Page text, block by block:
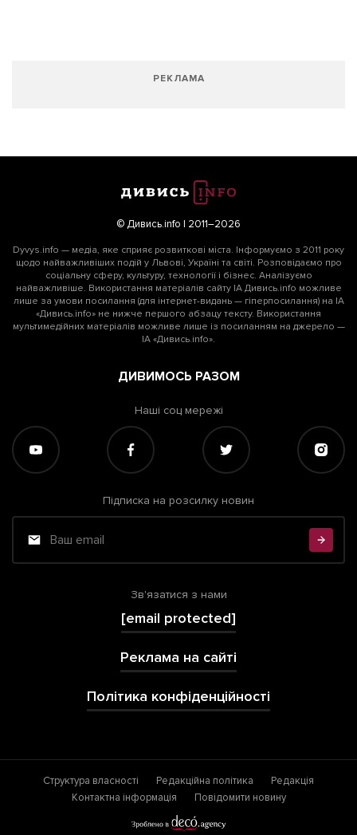
РЕКЛАМА
© Дивись.info | 2011–2026
Dyvys.info — медіа, яке сприяє розвиткові міста. Інформуємо з 2011 року
щодо найважливіших подій у Львові, Україні та світі. Розповідаємо про
соціальну сферу, культуру, технології і бізнес. Аналізуємо
найважливіше. Використання матеріалів сайту ІА Дивись.info можливе
лише за умови посилання (для інтернет-видань — гіперпосилання) на ІА
«Дивись.info» не нижче першого абзацу тексту. Використання
мультимедійних матеріалів можливе лише із посиланням на джерело —
ІА «Дивись.info».
ДИВИМОСЬ РАЗОМ
Наші соц мережі
Підписка на розсилку новин
Зв'язатися з нами
[email protected]
Реклама на сайті
Політика конфіденційності
Структура власності Редакційна політика
Редакція
Контактна інформація
Повідомити новину